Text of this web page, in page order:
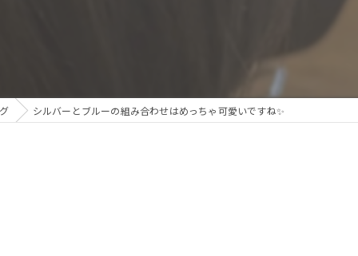
シルバーとブルーの組み合わせはめっちゃ可愛いですね✨